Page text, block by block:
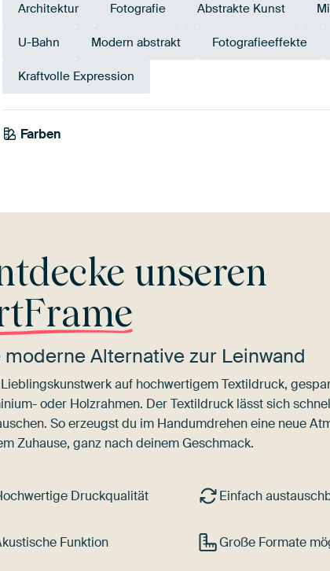
Architektur Fotografie Abstrakte Kunst
U-Bahn Modern abstrakt Fotografieeffekte
Kraftvolle Expression
Farben
Weiß
unseren
moderne Alternative zur Leinwand
auf hochwertigem Textildruck,
oder Holzrahmen. Der Textildruck lässt sich
So erzeugst du im Handumdrehen eine neue
Zuhause, ganz nach deinem Geschmack.
Druckqualität Einfach
Funktion Große Formate